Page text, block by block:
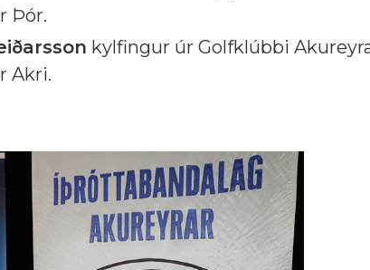
Þór.
kylfingur úr Golfklúbbi
Akri.